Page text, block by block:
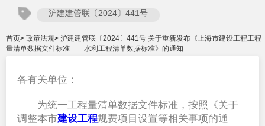
沪建建管联〔2024〕441号
首页> 政策法规> 沪建建管联〔2024〕441号 关于重新发布《上海市建设工程工程
量清单数据文件标准——水利工程清单数据标准》的通知
各有关单位：
为统一工程量清单数据文件标准，按照《关于
调整本市建设工程规费项目设置等相关事项的通